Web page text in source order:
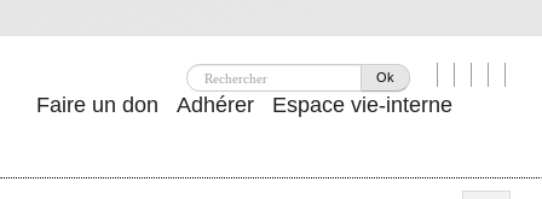
Ok
Faire un don Adhérer Espace vie-interne